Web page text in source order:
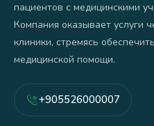
пациентов с медицинскими
Компания оказывает услуги
клиники, стремясь
медицинской помощи.
+905526000007